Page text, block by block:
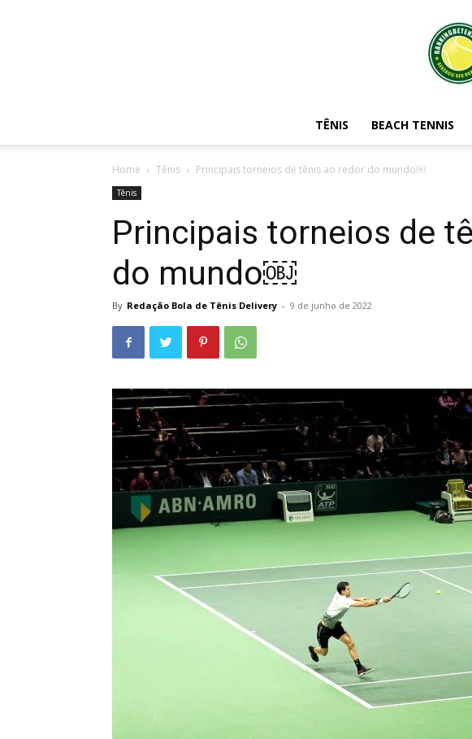
TÊNIS BEACH TENNIS
Home Tênis Principais torneios de tênis ao redor do mundo￼
Tênis
Principais torneios de
do mundo￼
By Redação Bola de Tênis Delivery - 9 de junho de 2022